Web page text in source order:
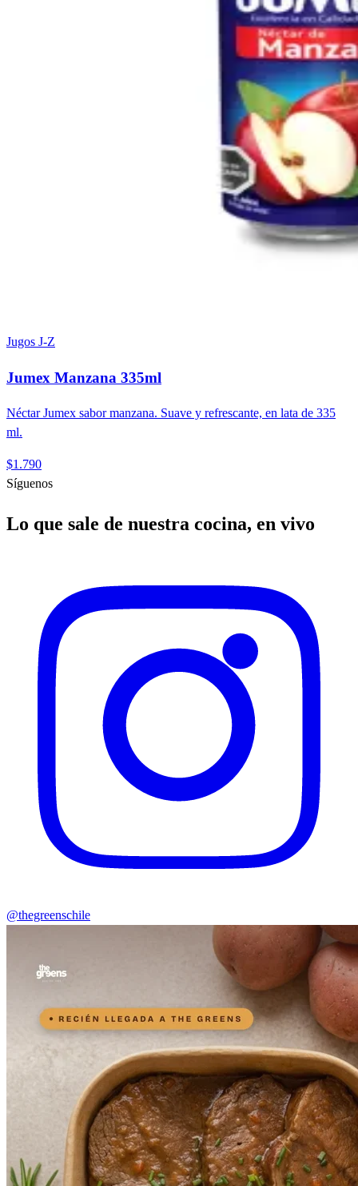
Jugos J-Z
Jumex Manzana 335ml
Néctar Jumex sabor manzana. Suave y refrescante, en lata de 335
ml.
$1.790
Síguenos
Lo que sale de nuestra cocina, en vivo
@thegreenschile